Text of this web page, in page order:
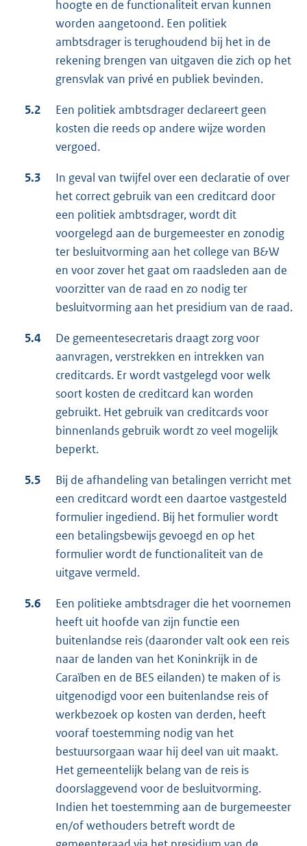
hoogte en de functionaliteit ervan kunnen
worden aangetoond. Een politiek
ambtsdrager is terughoudend bij het in de
rekening brengen van uitgaven die zich op het
grensvlak van privé en publiek bevinden.
5.2
Een politiek ambtsdrager declareert geen
kosten die reeds op andere wijze worden
vergoed.
5.3
In geval van twijfel over een declaratie of over
het correct gebruik van een creditcard door
een politiek ambtsdrager, wordt dit
voorgelegd aan de burgemeester en zonodig
ter besluitvorming aan het college van B&W
en voor zover het gaat om raadsleden aan de
voorzitter van de raad en zo nodig ter
besluitvorming aan het presidium van de raad.
5.4
De gemeentesecretaris draagt zorg voor
aanvragen, verstrekken en intrekken van
creditcards. Er wordt vastgelegd voor welk
soort kosten de creditcard kan worden
gebruikt. Het gebruik van creditcards voor
binnenlands gebruik wordt zo veel mogelijk
beperkt.
5.5
Bij de afhandeling van betalingen verricht met
een creditcard wordt een daartoe vastgesteld
formulier ingediend. Bij het formulier wordt
een betalingsbewijs gevoegd en op het
formulier wordt de functionaliteit van de
uitgave vermeld.
5.6
Een politieke ambtsdrager die het voornemen
heeft uit hoofde van zijn functie een
buitenlandse reis (daaronder valt ook een reis
naar de landen van het Koninkrijk in de
Caraïben en de BES eilanden) te maken of is
uitgenodigd voor een buitenlandse reis of
werkbezoek op kosten van derden, heeft
vooraf toestemming nodig van het
bestuursorgaan waar hij deel van uit maakt.
Het gemeentelijk belang van de reis is
doorslaggevend voor de besluitvorming.
Indien het toestemming aan de burgemeester
en/of wethouders betreft wordt de